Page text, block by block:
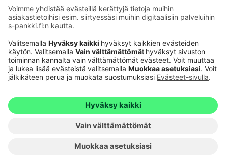
Saavutettavuusseloste
Evästeet
Verkkopalvelujen käytön edellytykset